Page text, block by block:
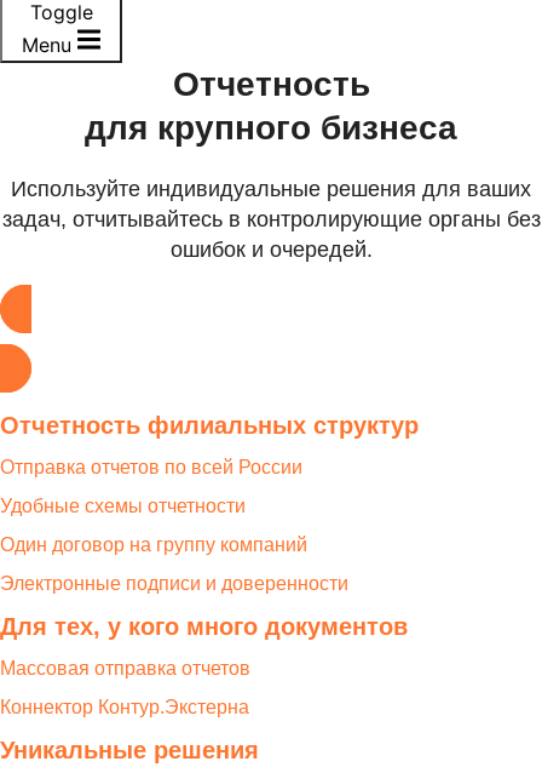
Toggle
Menu
Отчетность
для крупного бизнеса
Используйте индивидуальные решения для ваших
задач, отчитывайтесь в контролирующие органы без
ошибок и очередей.
Оставить заявку
Отчетность филиальных структур
Отправка отчетов по всей России
Удобные схемы отчетности
Один договор на группу компаний
Электронные подписи и доверенности
Для тех, у кого много документов
Массовая отправка отчетов
Коннектор Контур.Экстерна
Уникальные решения